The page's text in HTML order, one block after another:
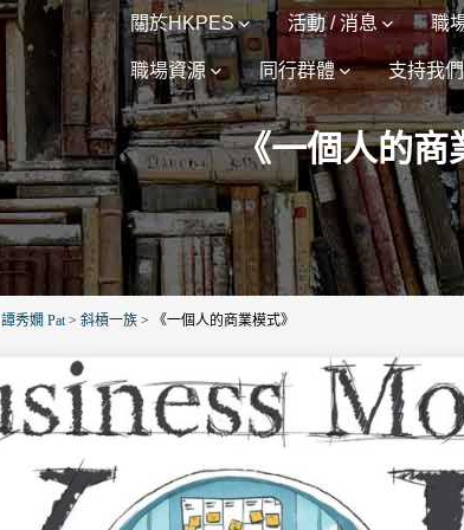
關於HKPES 活動 / 消息 職
職場資源 同行群體 支持我們
《一個人的商
譚秀嫺 Pat> 斜槓一族 > 《一個人的商業模式》